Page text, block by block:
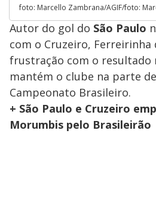
foto: Marcello Zambrana/AGIF/foto:
Autor do gol do São Paulo
com o Cruzeiro,
frustração com o resultado
mantém o clube na parte
Campeonato Brasileiro.
+ São Paulo e Cruzeiro
Morumbis pelo Brasileirão